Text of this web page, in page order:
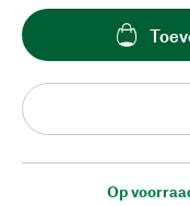
Op